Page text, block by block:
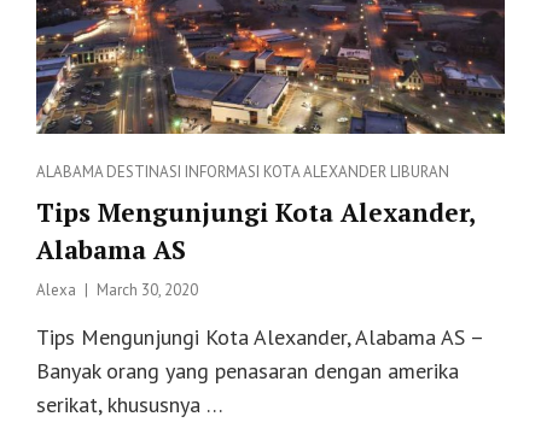
Categories
ALABAMADESTINASI INFORMASI KOTA ALEXANDER LIBURAN
Tips Mengunjungi Kota Alexander,
Alabama AS
Alexa
Posted
March 30, 2020
Tips Mengunjungi Kota Alexander, Alabama AS –
Banyak orang yang penasaran dengan amerika
serikat, khususnya …